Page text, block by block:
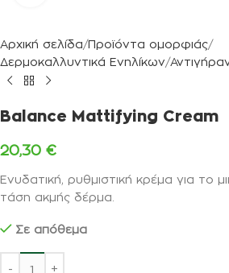
Αρχική σελίδα Προϊόντα ομορφιάς
Δερμοκαλλυντικά Ενηλίκων
Balance Mattifying Cream
20,30 €
Ενυδατική, ρυθμιστική κρέμα για το
τάση ακμής δέρμα.
Σε απόθεμα